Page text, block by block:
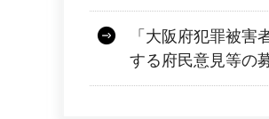
「大阪府犯罪被
する府民意見等の